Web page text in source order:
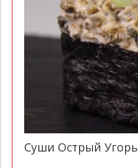
Суши Острый Угорь